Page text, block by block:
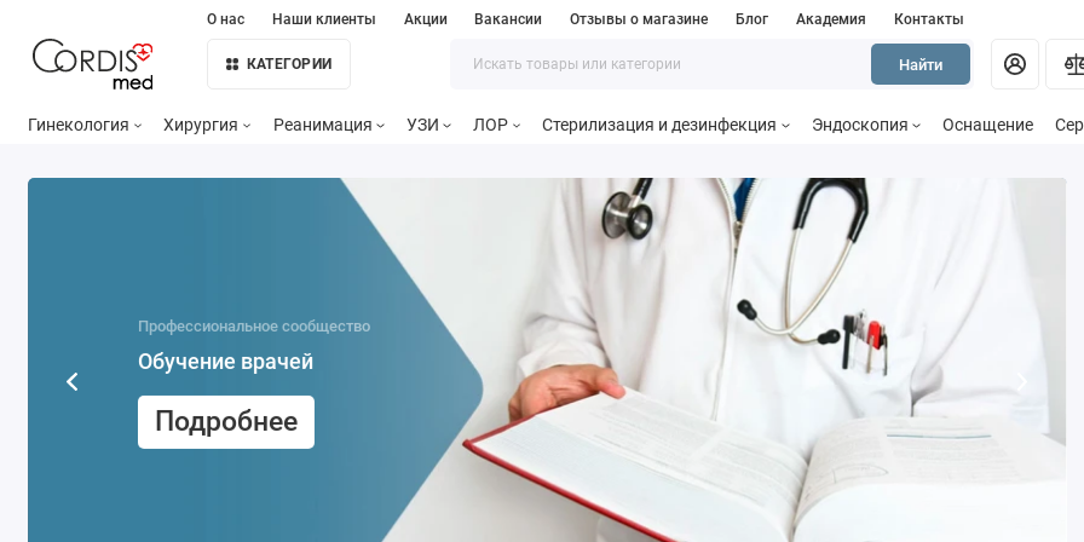
О нас Наши клиенты Акции Вакансии Отзывы о магазине Блог Академия Контакты
КАТЕГОРИИ Найти
Гинекология Хирургия Реанимация УЗИ ЛОР Стерилизация и дезинфекция Эндоскопия Оснащение
Профессиональное сообщество
Обучение врачей
Подробнее